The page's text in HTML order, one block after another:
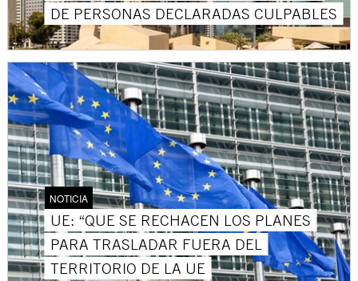
DE PERSONAS DECLARADAS CULPABLES
NOTICIA
UE: “QUE SE RECHACEN LOS PLANES
PARA TRASLADAR FUERA DEL
TERRITORIO DE LA UE